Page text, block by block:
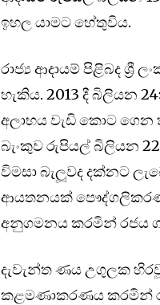
ඉහල යාමට හේතුවිය.
රාජ්‍ය ආදායම් පිළිබද ශ්‍රී
හැකිය. 2013 දී බිලියන
අලාභය වැඩි කොට ගෙන
බැංකුව රුපියල් බිලියන
විමසා බැලූවද දක්නට
ආයතනයක්
අනුගමනය කරමින් රජය
දැවැන්ත ණය උගුලක
කළමණාකරණය කරමින්